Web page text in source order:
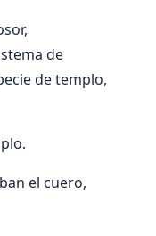
de
de templo,
el cuero,